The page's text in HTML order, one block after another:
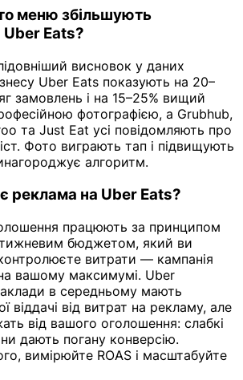
меню збільшують
Eats?
висновок у даних
Uber Eats показують на 20–
замовлень і на 15–25% вищий
фотографією, а Grubhub,
та Just Eat усі повідомляють про
Фото виграють тап і підвищують
алгоритм.
реклама на Uber Eats?
працюють за принципом
тижневим бюджетом, який ви
витрати — кампанія
вашому максимумі. Uber
в середньому мають
віддачі від витрат на рекламу, але
від вашого оголошення: слабкі
дають погану конверсію.
вимірюйте ROAS і масштабуйте